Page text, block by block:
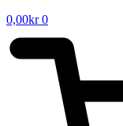
0,00kr 0